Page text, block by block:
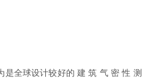
是全球设计较好的 建 筑 气 密 性 测